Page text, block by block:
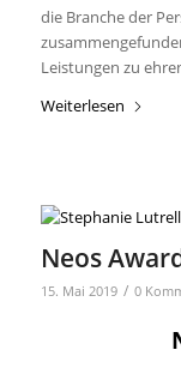
die Branche der
Leistungen zu
Weiterlesen
Neos
15. Mai 2019 / 0